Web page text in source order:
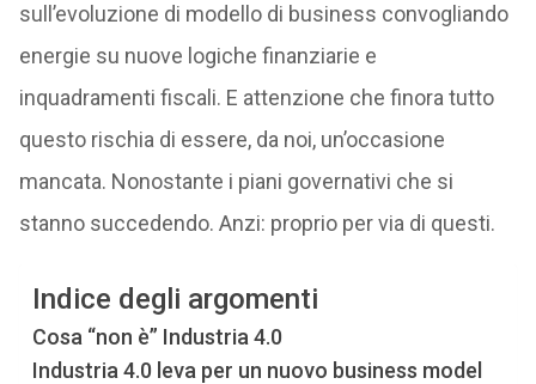
sull’evoluzione di modello di business convogliando
energie su nuove logiche finanziarie e
inquadramenti fiscali. E attenzione che finora tutto
questo rischia di essere, da noi, un’occasione
mancata. Nonostante i piani governativi che si
stanno succedendo. Anzi: proprio per via di questi.
Indice degli argomenti
Cosa “non è” Industria 4.0
Industria 4.0 leva per un nuovo business model